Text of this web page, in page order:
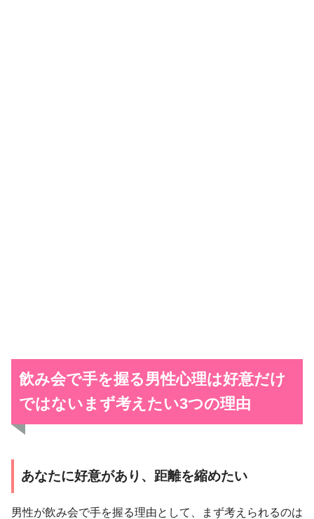
飲み会で手を握る男性心理は好意だけ
ではない まず考えたい3つの理由
あなたに好意があり、距離を縮めたい
男性が飲み会で手を握る理由として、まず考えられるのは